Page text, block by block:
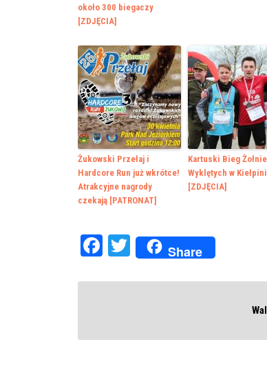
około 300 biegaczy
[ZDJĘCIA]
Żukowski Przełaj i
Hardcore Run już wkrótce!
Atrakcyjne nagrody
czekają [PATRONAT]
Kartuski Bieg
Wyklętych w
[ZDJĘCIA]
Facebook
Twitter
Share